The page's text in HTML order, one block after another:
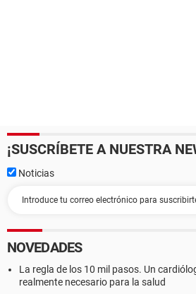
¡SUSCRÍBETE A NUESTRA
Noticias
NOVEDADES
La regla de los 10 mil pasos. Un
realmente necesario para la salud